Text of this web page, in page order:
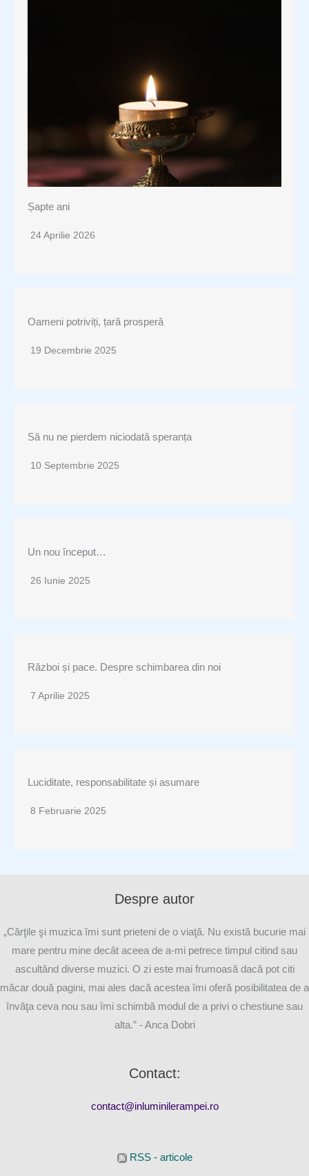
Șapte ani
24 Aprilie 2026
Oameni potriviți, țară prosperă
19 Decembrie 2025
Să nu ne pierdem niciodată speranța
10 Septembrie 2025
Un nou început…
26 Iunie 2025
Război și pace. Despre schimbarea din noi
7 Aprilie 2025
Luciditate, responsabilitate și asumare
8 Februarie 2025
Despre autor
„Cărţile şi muzica îmi sunt prieteni de o viaţă. Nu există bucurie mai
mare pentru mine decât aceea de a-mi petrece timpul citind sau
ascultând diverse muzici. O zi este mai frumoasă dacă pot citi
măcar două pagini, mai ales dacă acestea îmi oferă posibilitatea de a
învăţa ceva nou sau îmi schimbă modul de a privi o chestiune sau
alta.” - Anca Dobri
Contact:
contact@inluminilerampei.ro
RSS - articole